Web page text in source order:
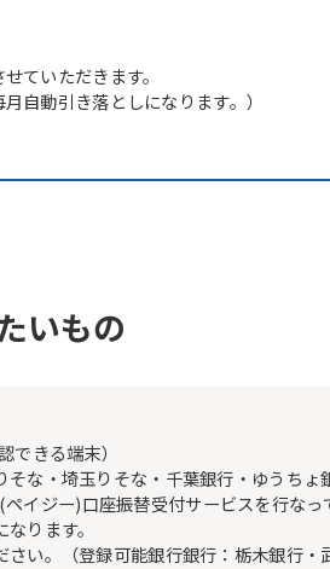
ていただきます。
自動引き落としになります。）
いもの
きる端末）
な・埼玉りそな・千葉銀行・ゆうちょ
ジー)口座振替受付サービスを行なっ
ります。
。（登録可能銀行銀行：栃木銀行・
We ask that you
this before using